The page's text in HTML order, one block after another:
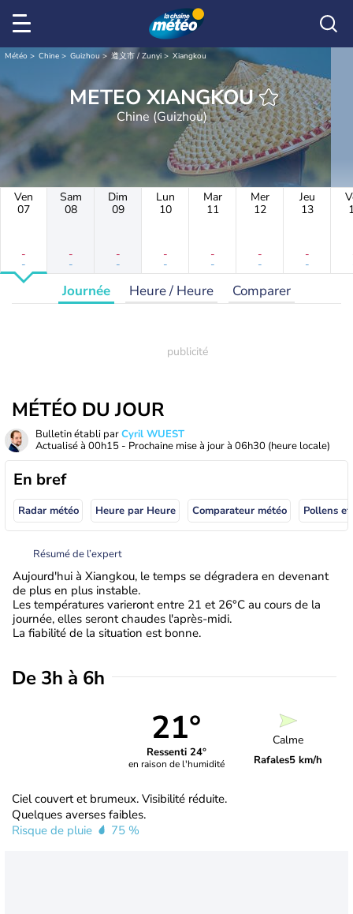
Météo Chine Guizhou 遵义市 / Zunyi Xiangkou
METEO XIANGKOU
Chine (Guizhou)
Ven
07
-
-
Sam
08
-
-
Dim
09
-
-
Lun
10
-
-
Mar
11
-
-
Mer
12
-
-
Jeu
13
-
-
Journée Heure / Heure Comparer
MÉTÉO DU JOUR
Bulletin établi parCyril WUEST
Actualisé à 00h15 - Prochaine mise à jour à 06h30 (heure locale)
En bref
Radar météo Heure par Heure Comparateur météo Pollens
Résumé de l’expert
Aujourd'hui à Xiangkou, le temps se dégradera en devenant
de plus en plus instable.
Les températures varieront entre 21 et 26°C au cours de la
journée, elles seront chaudes l'après-midi.
La fiabilité de la situation est bonne.
De 3h à 6h
21°
Ressenti 24°
en raison de l'humidité
Calme
Rafales5 km/h
Ciel couvert et brumeux. Visibilité réduite.
Quelques averses faibles.
Risque de pluie
75 %